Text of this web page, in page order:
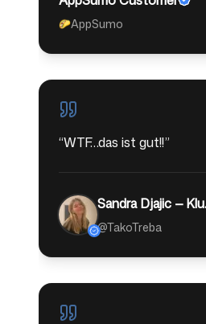
🌮AppSumo
“WTF…das ist gut!!”
Sandra Djajic —
@TakoTreba